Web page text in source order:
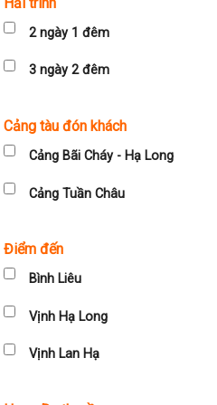
2 ngày 1 đêm
3 ngày 2 đêm
Cảng tàu đón khách
Cảng Bãi Cháy - Hạ Long
Cảng Tuần Châu
Điểm đến
Bình Liêu
Vịnh Hạ Long
Vịnh Lan Hạ